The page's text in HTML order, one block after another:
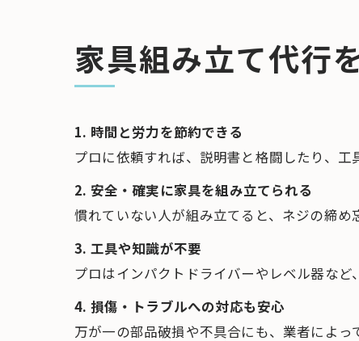
家具組み立て代行
1. 時間と労力を節約できる
プロに依頼すれば、説明書と格闘したり、工
2. 安全・確実に家具を組み立てられる
慣れていない人が組み立てると、ネジの締め
3. 工具や知識が不要
プロはインパクトドライバーやレベル器など
4. 損傷・トラブルへの対応も安心
万が一の部品破損や不具合にも、業者によっ